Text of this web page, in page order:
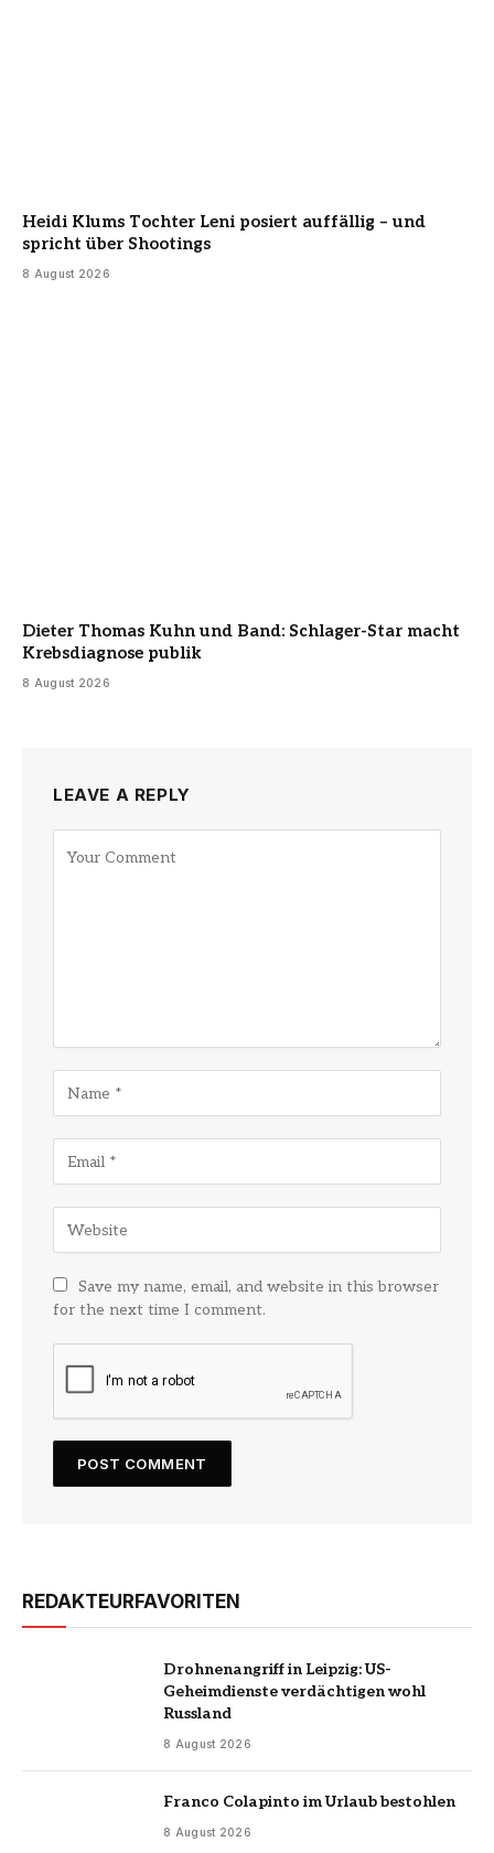
Heidi Klums Tochter Leni posiert auffällig – und
spricht über Shootings
8 August 2026
Dieter Thomas Kuhn und Band: Schlager-Star macht
Krebsdiagnose publik
8 August 2026
LEAVE A REPLY
Save my name, email, and website in this browser
for the next time I comment.
REDAKTEURFAVORITEN
Drohnenangriff in Leipzig: US-
Geheimdienste verdächtigen wohl
Russland
8 August 2026
Franco Colapinto im Urlaub bestohlen
8 August 2026